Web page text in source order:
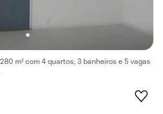
m² com 4 quartos, 3 banheiros e 5 vagas